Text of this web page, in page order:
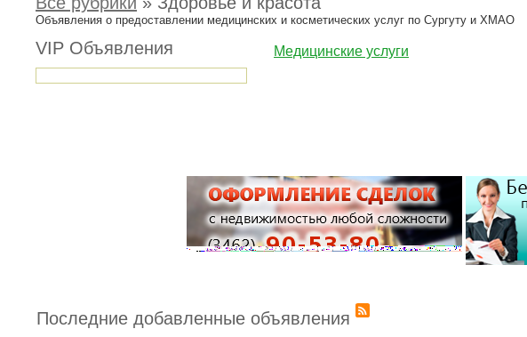
Объявления о предоставлении медицинских и косметических услуг по Сургуту и ХМАО
VIP Объявления Медицинские услуги
Последние добавленные объявления